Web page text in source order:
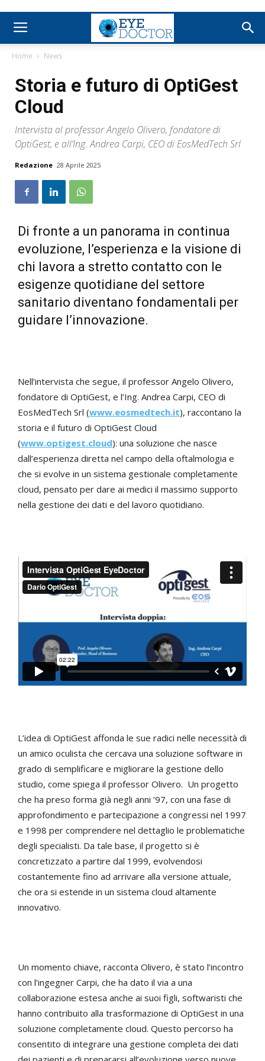
Home News
Storia e futuro di OptiGest
Cloud
Intervista al professor Angelo Olivero, fondatore di
OptiGest, e all’Ing. Andrea Carpi, CEO di EosMedTech Srl
Redazione 28 Aprile 2025
Di fronte a un panorama in continua
evoluzione, l’esperienza e la visione di
chi lavora a stretto contatto con le
esigenze quotidiane del settore
sanitario diventano fondamentali per
guidare l’innovazione.
Nell’intervista che segue, il professor Angelo Olivero,
fondatore di OptiGest, e l’Ing. Andrea Carpi, CEO di
EosMedTech Srl (www.eosmedtech.it), raccontano la
storia e il futuro di OptiGest Cloud
(www.optigest.cloud): una soluzione che nasce
dall’esperienza diretta nel campo della oftalmologia e
che si evolve in un sistema gestionale completamente
cloud, pensato per dare ai medici il massimo supporto
nella gestione dei dati e del lavoro quotidiano.
L’idea di OptiGest affonda le sue radici nelle necessità di
un amico oculista che cercava una soluzione software in
grado di semplificare e migliorare la gestione dello
studio, come spiega il professor Olivero. Un progetto
che ha preso forma già negli anni ’97, con una fase di
approfondimento e partecipazione a congressi nel 1997
e 1998 per comprendere nel dettaglio le problematiche
degli specialisti. Da tale base, il progetto si è
concretizzato a partire dal 1999, evolvendosi
costantemente fino ad arrivare alla versione attuale,
che ora si estende in un sistema cloud altamente
innovativo.
Un momento chiave, racconta Olivero, è stato l’incontro
con l’ingegner Carpi, che ha dato il via a una
collaborazione estesa anche ai suoi figli, softwaristi che
hanno contribuito alla trasformazione di OptiGest in una
soluzione completamente cloud. Questo percorso ha
consentito di integrare una gestione completa dei dati